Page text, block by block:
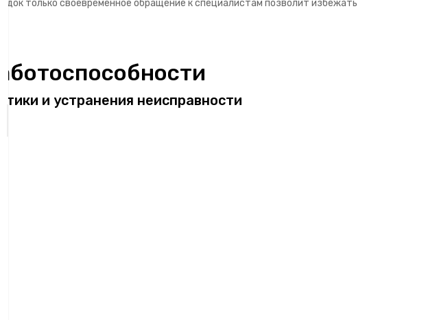
только своевременное обращение к специалистам позволит избежать
и устранения неисправности